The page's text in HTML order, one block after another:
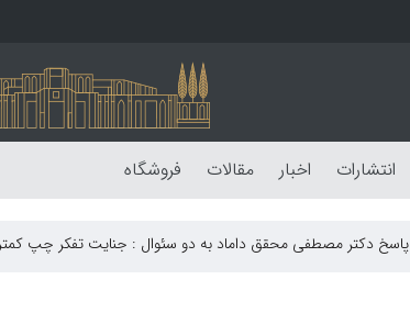
انتشارات اخبار مقالات فروشگاه
پاسخ دکتر مصطفی محقق داماد به دو سئوال : جنایت تفکر چپ